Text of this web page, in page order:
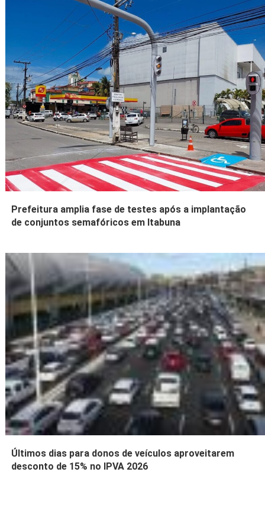
Prefeitura amplia fase de testes após a implantação
de conjuntos semafóricos em Itabuna
Últimos dias para donos de veículos aproveitarem
desconto de 15% no IPVA 2026